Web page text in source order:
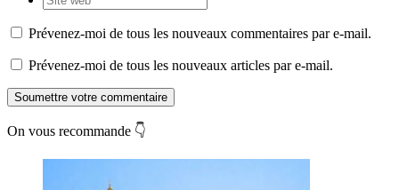
Prévenez-moi de tous les nouveaux commentaires par e-mail.
Prévenez-moi de tous les nouveaux articles par e-mail.
Soumettre votre commentaire
On vous recommande 👇